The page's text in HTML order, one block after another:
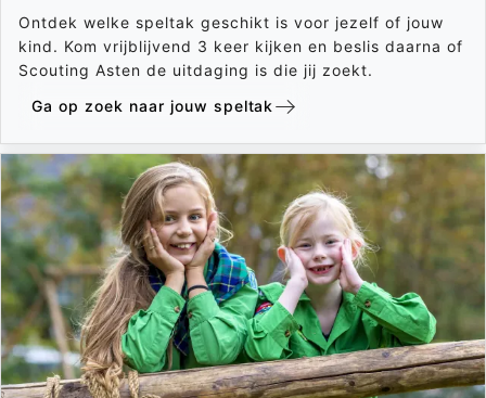
Ontdek welke speltak geschikt is voor jezelf of jouw
kind. Kom vrijblijvend 3 keer kijken en beslis daarna of
Scouting Asten de uitdaging is die jij zoekt.
Ga op zoek naar jouw speltak